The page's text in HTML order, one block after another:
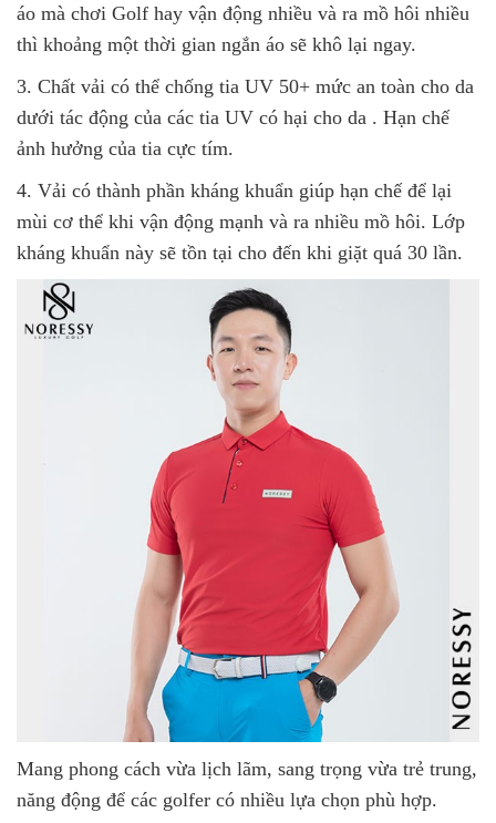
áo mà chơi Golf hay vận động nhiều và ra mồ hôi nhiều
thì khoảng một thời gian ngắn áo sẽ khô lại ngay.
3. Chất vải có thể chống tia UV 50+ mức an toàn cho da
dưới tác động của các tia UV có hại cho da . Hạn chế
ảnh hưởng của tia cực tím.
4. Vải có thành phần kháng khuẩn giúp hạn chế để lại
mùi cơ thể khi vận động mạnh và ra nhiều mồ hôi. Lớp
kháng khuẩn này sẽ tồn tại cho đến khi giặt quá 30 lần.
Mang phong cách vừa lịch lãm, sang trọng vừa trẻ trung,
năng động để các golfer có nhiều lựa chọn phù hợp.